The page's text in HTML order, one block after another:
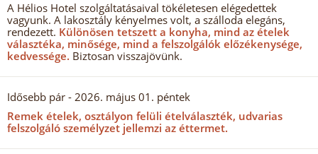
A Hélios Hotel szolgáltatásaival tökéletesen elégedettek
vagyunk. A lakosztály kényelmes volt, a szálloda elegáns,
rendezett. Különösen tetszett a konyha, mind az ételek
választéka, minősége, mind a felszolgálók előzékenysége,
kedvessége. Biztosan visszajövünk.
Idősebb pár - 2026. május 01. péntek
Remek ételek, osztályon felüli ételválaszték, udvarias
felszolgáló személyzet jellemzi az éttermet.